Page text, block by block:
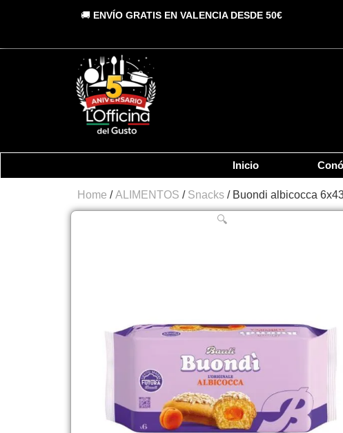
🚚 ENVÍO GRATIS EN VALENCIA DESDE 50€
Inicio
Home /ALIMENTOS / Snacks / Buondi albicocca
🔍